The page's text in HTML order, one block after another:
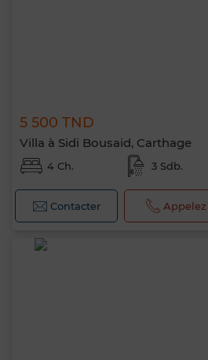
5 500 TND
Villa à Sidi Bousaid, Carthage
4 Ch. 3 Sdb.
Contacter Appelez